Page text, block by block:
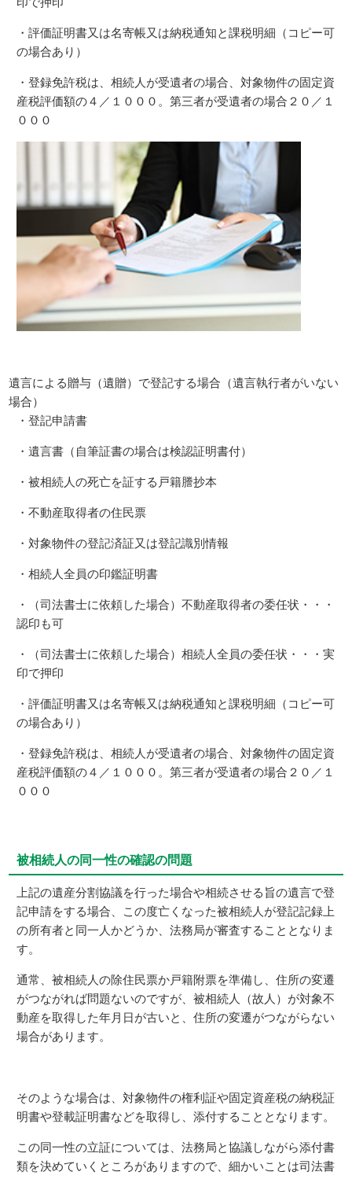
・評価証明書又は名寄帳又は納税通知と課税明細（コピー可
の場合あり）
・登録免許税は、相続人が受遺者の場合、対象物件の固定資
産税評価額の４／１０００。第三者が受遺者の場合２０／１
０００
遺言による贈与（遺贈）で登記する場合（遺言執行者がいない
場合）
・登記申請書
・遺言書（自筆証書の場合は検認証明書付）
・被相続人の死亡を証する戸籍謄抄本
・不動産取得者の住民票
・対象物件の登記済証又は登記識別情報
・相続人全員の印鑑証明書
・（司法書士に依頼した場合）不動産取得者の委任状・・・
認印も可
・（司法書士に依頼した場合）相続人全員の委任状・・・実
印で押印
・評価証明書又は名寄帳又は納税通知と課税明細（コピー可
の場合あり）
・登録免許税は、相続人が受遺者の場合、対象物件の固定資
産税評価額の４／１０００。第三者が受遺者の場合２０／１
０００
被相続人の同一性の確認の問題
上記の遺産分割協議を行った場合や相続させる旨の遺言で登
記申請をする場合、この度亡くなった被相続人が登記記録上
の所有者と同一人かどうか、法務局が審査することとなりま
す。
通常、被相続人の除住民票か戸籍附票を準備し、住所の変遷
がつながれば問題ないのですが、被相続人（故人）が対象不
動産を取得した年月日が古いと、住所の変遷がつながらない
場合があります。
そのような場合は、対象物件の権利証や固定資産税の納税証
明書や登載証明書などを取得し、添付することとなります。
この同一性の立証については、法務局と協議しながら添付書
類を決めていくところがありますので、細かいことは司法書